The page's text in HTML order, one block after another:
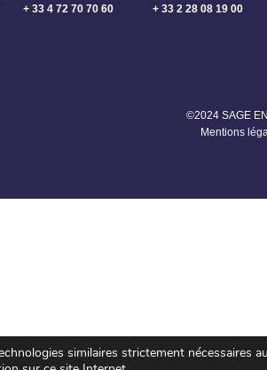
+ 33 4 72 70 70 60 + 33 2 28 08 19 00
©2024 SAGE
Mentions
similaires strictement nécessaires